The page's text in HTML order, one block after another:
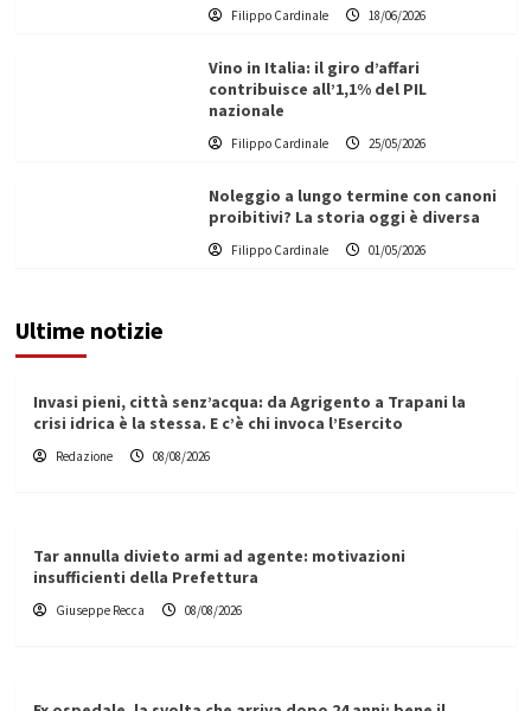
Filippo Cardinale 18/06/2026
Vino in Italia: il giro d’affari
contribuisce all’1,1% del PIL
nazionale
Filippo Cardinale 25/05/2026
Noleggio a lungo termine con canoni
proibitivi? La storia oggi è diversa
Filippo Cardinale 01/05/2026
Ultime notizie
Invasi pieni, città senz’acqua: da Agrigento a Trapani la
crisi idrica è la stessa. E c’è chi invoca l’Esercito
Redazione 08/08/2026
Tar annulla divieto armi ad agente: motivazioni
insufficienti della Prefettura
Giuseppe Recca 08/08/2026